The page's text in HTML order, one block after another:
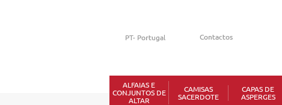
Contactos
ALFAIAS E
CONJUNTOS DE
ALTAR
CAMISAS
SACERDOTE
CAPAS DE
ASPERGES